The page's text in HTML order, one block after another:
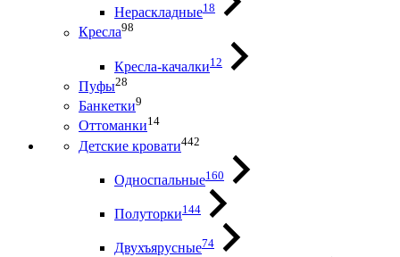
Нераскладные18
Кресла98
Кресла-качалки12
Пуфы28
Банкетки9
Оттоманки14
Детские кровати442
Односпальные160
Полуторки144
Двухъярусные74